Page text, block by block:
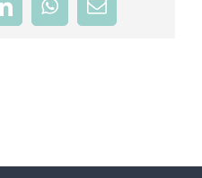
LinkedInWhatsApp
E-